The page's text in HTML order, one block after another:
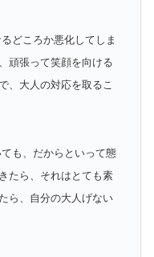
どころか悪化してしま
頑張って笑顔を向ける
、大人の対応を取るこ
も、だからといって態
たら、それはとても素
ら、自分の大人げない